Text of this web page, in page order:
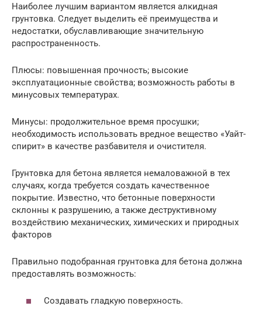
Наиболее лучшим вариантом является алкидная
грунтовка. Следует выделить её преимущества и
недостатки, обуславливающие значительную
распространенность.
Плюсы: повышенная прочность; высокие
эксплуатационные свойства; возможность работы в
минусовых температурах.
Минусы: продолжительное время просушки;
необходимость использовать вредное вещество «Уайт-
спирит» в качестве разбавителя и очистителя.
Грунтовка для бетона является немаловажной в тех
случаях, когда требуется создать качественное
покрытие. Известно, что бетонные поверхности
склонны к разрушению, а также деструктивному
воздействию механических, химических и природных
факторов
Правильно подобранная грунтовка для бетона должна
предоставлять возможность:
Создавать гладкую поверхность.